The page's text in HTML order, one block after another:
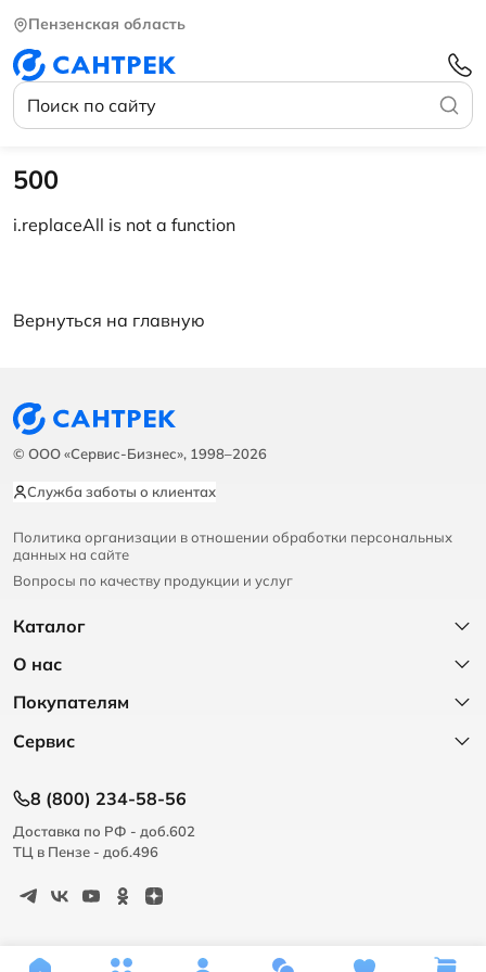
Пензенская область
500
i.replaceAll is not a function
Вернуться на главную
© ООО «Сервис-Бизнес», 1998–2026
Служба заботы о клиентах
Политика организации в отношении обработки персональных
данных на сайте
Вопросы по качеству продукции и услуг
Каталог
О нас
Покупателям
Сервис
8 (800) 234-58-56
Доставка по РФ - доб.602
ТЦ в Пензе - доб.496